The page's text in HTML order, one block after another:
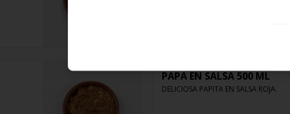
PAPA EN SALSA 500 ML
DELICIOSA PAPITA EN SALSA ROJA.